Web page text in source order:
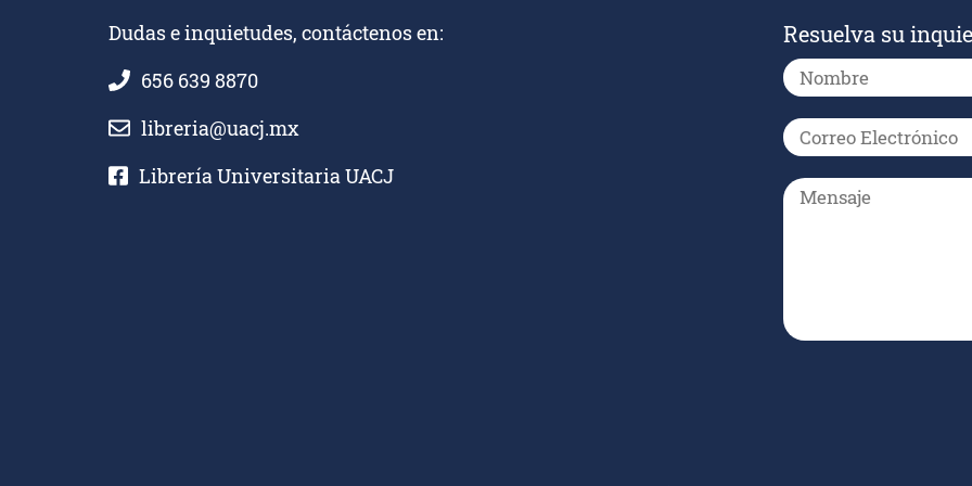
Dudas e inquietudes, contáctenos en:
656 639 8870
libreria@uacj.mx
Librería Universitaria UACJ
Resuelva su